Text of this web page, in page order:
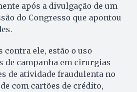
após a divulgação de um
do Congresso que apontou
contra ele, estão o uso
de campanha em cirurgias
de atividade fraudulenta no
com cartões de crédito,